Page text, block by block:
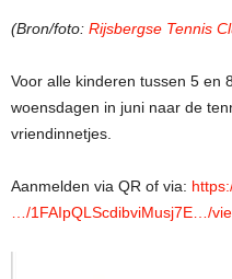
(Bron/foto: Rijsbergse Tennis
Voor alle kinderen tussen 5 en
woensdagen in juni naar de
vriendinnetjes.
Aanmelden via QR of via:
…/1FAIpQLScdibviMusj7E…/